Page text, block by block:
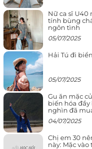
Nữ ca sĩ U40
tính bùng
ngôn tình
05/07/2025
Hải Tú đi
05/07/2025
Gu ăn mặc
biến hóa
nghìn đã
04/07/2025
Chị em 30
này: Mặc